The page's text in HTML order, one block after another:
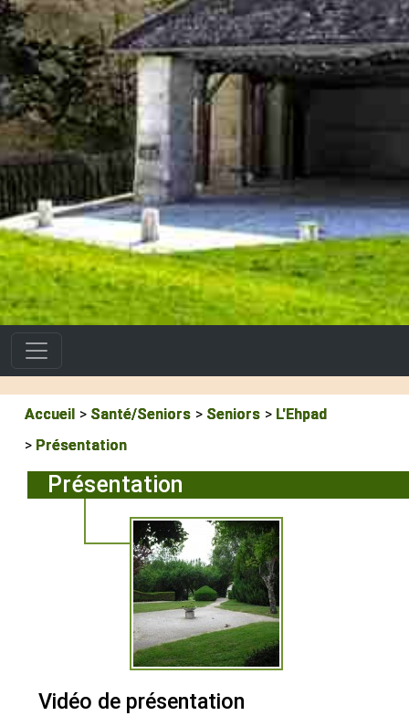
Accueil Santé/Seniors Seniors
L'Ehpad
Présentation
Présentation
Vidéo de présentation